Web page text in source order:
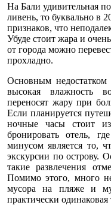
На Бали удивительная
ливень, то буквально в
признаков, что
Убуде стоит жара и
от города можно
прохладно.
Основным недостатком
высокая влажность
переносят жару при
Если планируется
ночные часы стоит
бронировать отель,
минусом является то,
экскурсии по острову.
такие развлечения
Помимо этого, много
мусора на пляже и
практически